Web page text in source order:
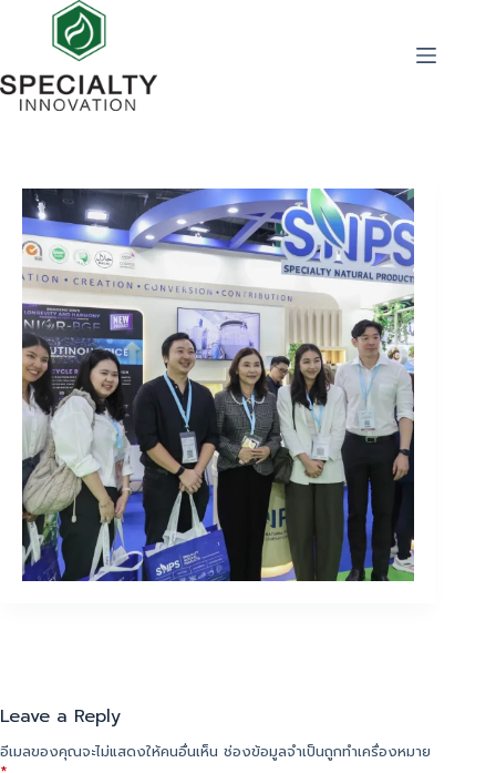
Leave a Reply
อีเมลของคุณจะไม่แสดงให้คนอื่นเห็น ช่องข้อมูลจำเป็นถูกทำเครื่องหมาย